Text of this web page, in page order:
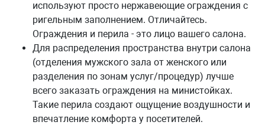
используют просто нержавеющие ограждения с
ригельным заполнением. Отличайтесь.
Ограждения и перила - это лицо вашего салона.
Для распределения пространства внутри салона
(отделения мужского зала от женского или
разделения по зонам услуг/процедур) лучше
всего заказать ограждения на министойках.
Такие перила создают ощущение воздушности и
впечатление комфорта у посетителей.